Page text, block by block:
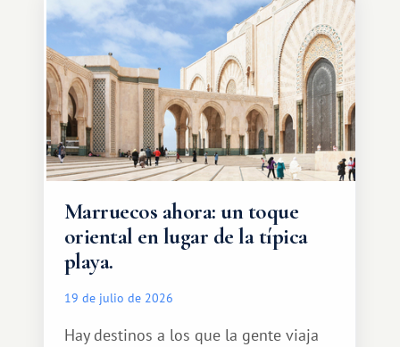
Marruecos ahora: un toque
oriental en lugar de la típica
playa.
19 de julio de 2026
Hay destinos a los que la gente viaja